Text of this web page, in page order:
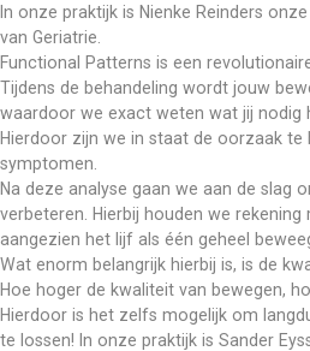
In onze praktijk is Nienke Reinders
van Geriatrie.
Functional Patterns is een
Tijdens de behandeling wordt jouw
waardoor we exact weten wat jij nodig
Hierdoor zijn we in staat de oorzaak te
symptomen.
Na deze analyse gaan we aan de slag
verbeteren. Hierbij houden we
aangezien het lijf als één geheel
Wat enorm belangrijk hierbij is, is de
Hoe hoger de kwaliteit van bewegen,
Hierdoor is het zelfs mogelijk om
te lossen! In onze praktijk is Sander